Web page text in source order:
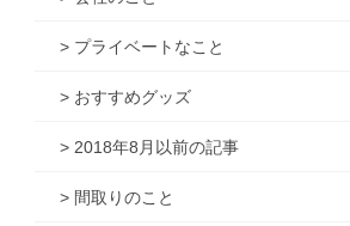
> プライベートなこと
> おすすめグッズ
> 2018年8月以前の記事
> 間取りのこと